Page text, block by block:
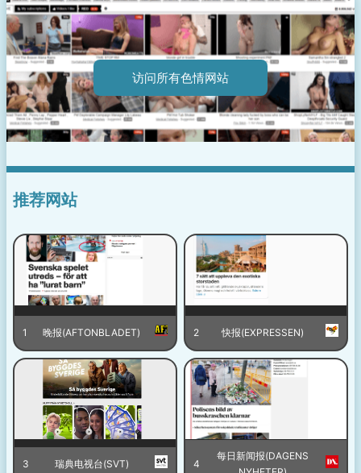
访问所有色情网站
推荐网站
1 晚报(AFTONBLADET) 2 快报(EXPRESSEN)
3 瑞典电视台(SVT) 4
每日新闻报(DAGENS